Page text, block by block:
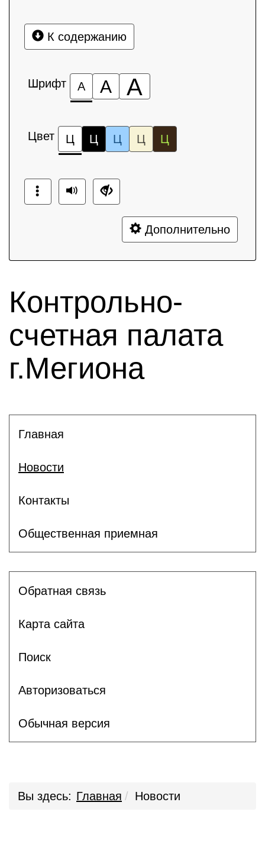
К содержанию
Шрифт А А А
Цвет Ц Ц Ц Ц Ц
Дополнительно
Контрольно-
счетная палата
г.Мегиона
Главная
Новости
Контакты
Общественная приемная
Обратная связь
Карта сайта
Поиск
Авторизоваться
Обычная версия
Вы здесь: Главная Новости